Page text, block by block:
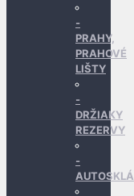
PRAHY,
PRAHOVÉ
LIŠTY
DRŽIAKY
REZERVY
AUTOSKLÁ